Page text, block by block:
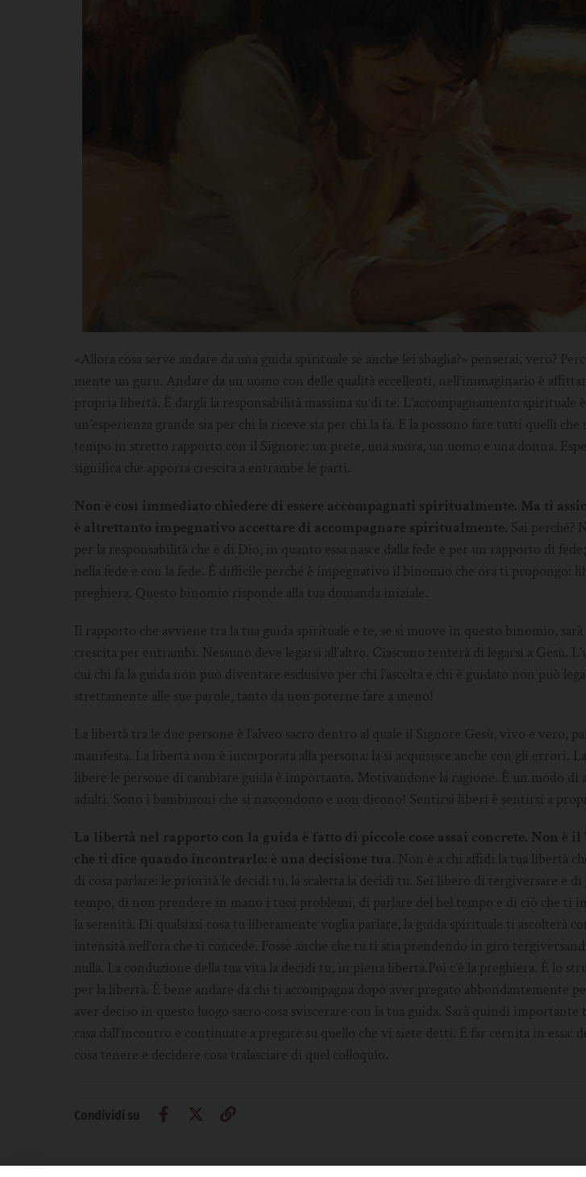
«Allora cosa serve andare da una guida spirituale se anche lei sbaglia?» penserai, vero?
mente un guru. Andare da un uomo con delle qualità eccellenti, nell’immaginario è
propria libertà. È dargli la responsabilità massima su di te. L’accompagnamento spirituale
un’esperienza grande sia per chi la riceve sia per chi la fa. E la possono fare tutti quelli che
tempo in stretto rapporto con il Signore: un prete, una suora, un uomo e una donna.
significa che apporta crescita a entrambe le parti.
Non è così immediato chiedere di essere accompagnati spiritualmente. Ma ti
è altrettanto impegnativo accettare di accompagnare spiritualmente . Sai perché?
per la responsabilità che è di Dio, in quanto essa nasce dalla fede e per un rapporto di
nella fede e con la fede. È difficile perché è impegnativo il binomio che ora ti propongo:
preghiera. Questo binomio risponde alla tua domanda iniziale.
Il rapporto che avviene tra la tua guida spirituale e te, se si muove in questo binomio,
crescita per entrambi. Nessuno deve legarsi all’altro. Ciascuno tenterà di legarsi a Gesù.
cui chi fa la guida non può diventare esclusivo per chi l’ascolta e chi è guidato non può
strettamente alle sue parole, tanto da non poterne fare a meno!
La libertà tra le due persone è l’alveo sacro dentro al quale il Signore Gesù, vivo e vero,
manifesta. La libertà non è incorporata alla persona: la si acquisisce anche con gli errori.
libere le persone di cambiare guida è importante. Motivandone la ragione. È un modo di
adulti. Sono i bambinoni che si nascondono e non dicono! Sentirsi liberi è sentirsi a
La libertà nel rapporto con la guida è fatto di piccole cose assai concrete. Non è il
che ti dice quando incontrarlo: è una decisione tua . Non è a chi affidi la tua libertà
di cosa parlare: le priorità le decidi tu, la scaletta la decidi tu. Sei libero di tergiversare e di
tempo, di non prendere in mano i tuoi problemi, di parlare del bel tempo e di ciò che ti
la serenità. Di qualsiasi cosa tu liberamente voglia parlare, la guida spirituale ti ascolterà
intensità nell’ora che ti concede. Fosse anche che tu ti stia prendendo in giro
nulla. La conduzione della tua vita la decidi tu, in piena libertà.Poi c’è la preghiera. È lo
per la libertà. È bene andare da chi ti accompagna dopo aver pregato abbondantemente
aver deciso in questo luogo sacro cosa sviscerare con la tua guida. Sarà quindi importante
casa dall’incontro e continuare a pregare su quello che vi siete detti. E far cernita in essa:
cosa tenere e decidere cosa tralasciare di quel colloquio.
Condividi su